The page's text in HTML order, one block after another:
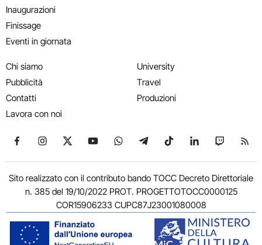
Inaugurazioni
Finissage
Eventi in giornata
Chi siamo
Pubblicità
Contatti
Lavora con noi
University
Travel
Produzioni
Seguici su Facebook
Seguici su Instagram
Seguici su X
Seguici su YouTube
Seguici su WhatsApp
Seguici su Telegram
Seguici su TikTok
Seguici su
Seguici
Sito realizzato con il contributo bando TOCC Decreto Direttoriale
n. 385 del 19/10/2022 PROT. PROGETTOTOCC0000125
COR15906233 CUPC87J23001080008